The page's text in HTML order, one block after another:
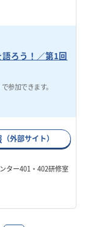
ろう！／第1回
参加できます。
（外部サイト）
ター401・402研修室